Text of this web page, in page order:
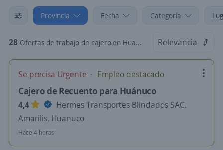
Provincia Fecha Categoría
28 Ofertas de trabajo de cajero en Huanuco Relevancia
Se precisa Urgente Empleo destacado
Cajero de Recuento para Huánuco
4,4
Hermes Transportes Blindados SAC.
Amarilis, Huanuco
Hace 4 horas